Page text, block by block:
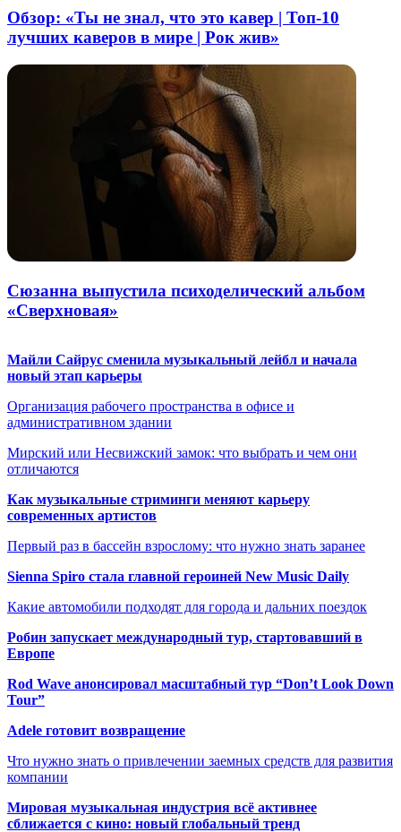
Обзор: «Ты не знал, что это кавер | Топ-10
лучших каверов в мире | Рок жив»
Сюзанна выпустила психоделический альбом
«Сверхновая»
Майли Сайрус сменила музыкальный лейбл и начала
новый этап карьеры
Организация рабочего пространства в офисе и
административном здании
Мирский или Несвижский замок: что выбрать и чем они
отличаются
Как музыкальные стриминги меняют карьеру
современных артистов
Первый раз в бассейн взрослому: что нужно знать заранее
Sienna Spiro стала главной героиней New Music Daily
Какие автомобили подходят для города и дальних поездок
Робин запускает международный тур, стартовавший в
Европе
Rod Wave анонсировал масштабный тур “Don’t Look Down
Tour”
Adele готовит возвращение
Что нужно знать о привлечении заемных средств для развития
компании
Мировая музыкальная индустрия всё активнее
сближается с кино: новый глобальный тренд